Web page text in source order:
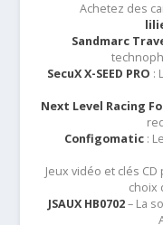
Achetez des
Sandmarc
SecuX X-SEED PRO :
Next Level Racing
Configomatic:
Jeux vidéo et clés
choix
JSAUX HB0702– La